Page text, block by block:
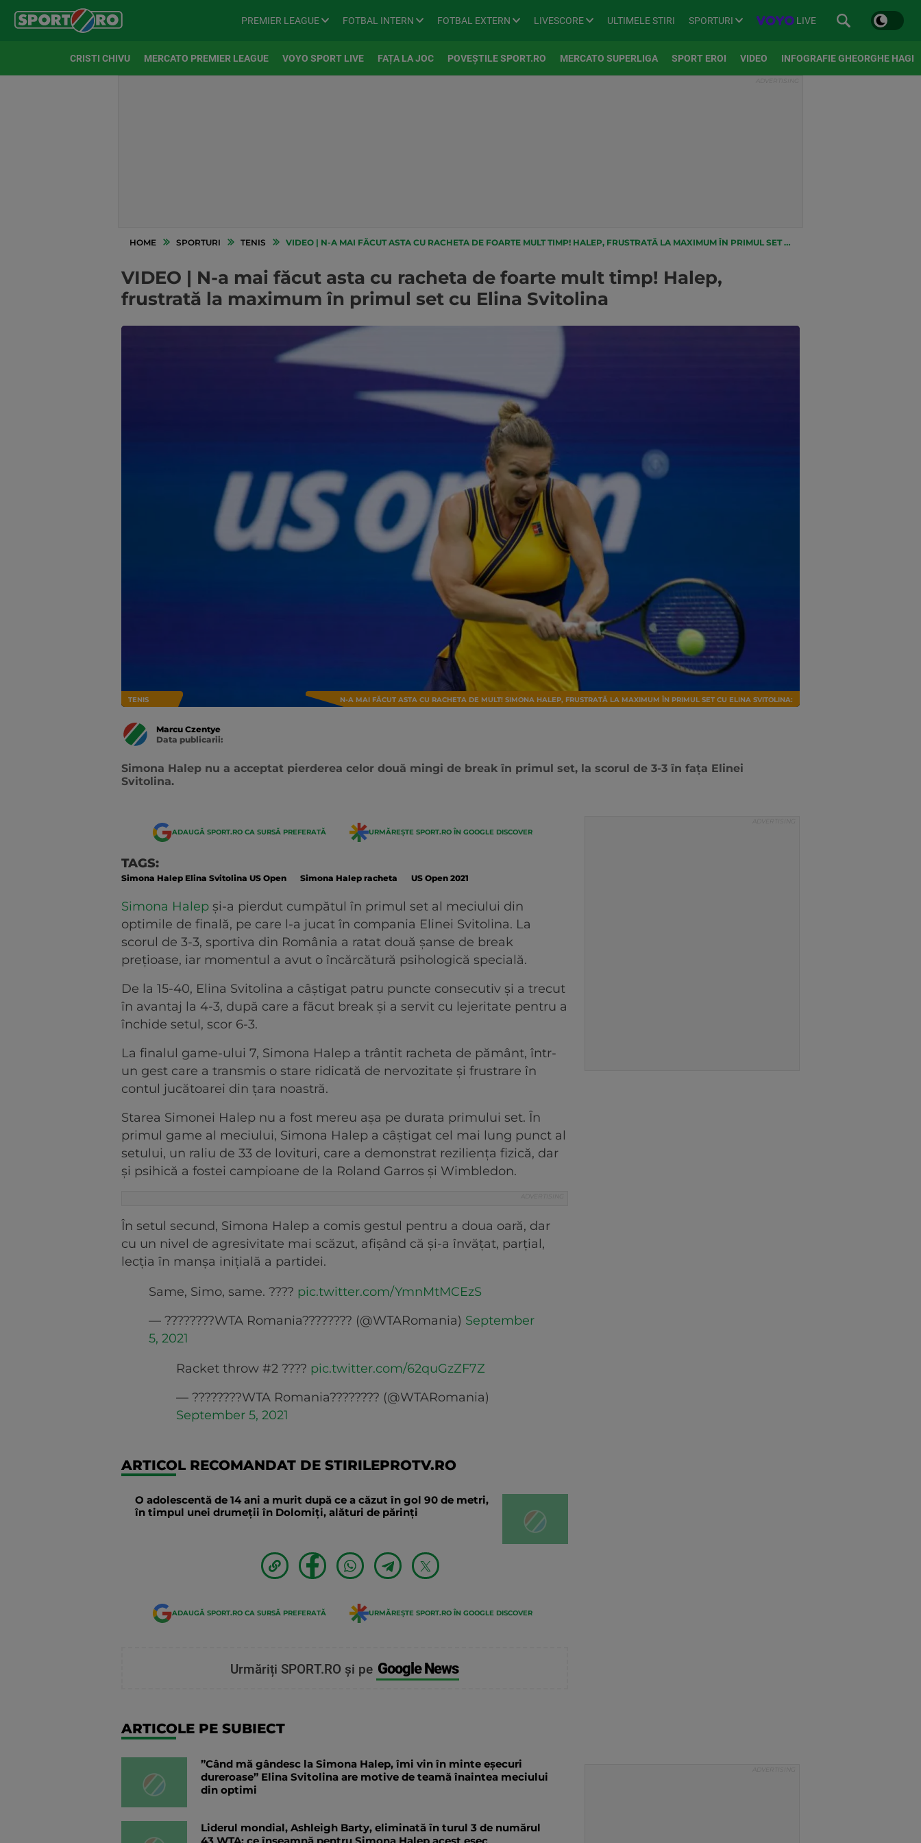
PREMIER LEAGUE FOTBAL INTERN FOTBAL EXTERN LIVESCORE ULTIMELE STIRI SPORTURI LIVE
CRISTI CHIVU MERCATO PREMIER LEAGUE VOYO SPORT LIVE FAȚA LA JOC POVEȘTILE SPORT.RO MERCATO SUPERLIGA SPORT EROI VIDEO INFOGRAFIE GHEORGHE HAGI
HOME SPORTURI TENIS VIDEO | N-A MAI FĂCUT ASTA CU RACHETA DE FOARTE MULT TIMP! HALEP, FRUSTRATĂ LA MAXIMUM ÎN PRIMUL SET CU ELINA SVITOLINA
VIDEO | N-a mai făcut asta cu racheta de foarte mult timp! Halep,
frustrată la maximum în primul set cu Elina Svitolina
TENIS N-A MAI FĂCUT ASTA CU RACHETA DE MULT! SIMONA HALEP, FRUSTRATĂ LA MAXIMUM ÎN PRIMUL SET CU ELINA SVITOLINA:
Marcu Czentye
Data publicarii:
Simona Halep nu a acceptat pierderea celor două mingi de break în primul set, la scorul de 3-3 în fața Elinei
Svitolina.
ADAUGĂ SPORT.RO CA SURSĂ PREFERATĂ URMĂREȘTE SPORT.RO ÎN GOOGLE DISCOVER
TAGS:
Simona Halep Elina Svitolina US Open Simona Halep racheta US Open 2021
Simona Halep și-a pierdut cumpătul în primul set al meciului din
optimile de finală, pe care l-a jucat în compania Elinei Svitolina. La
scorul de 3-3, sportiva din România a ratat două șanse de break
prețioase, iar momentul a avut o încărcătură psihologică specială.
De la 15-40, Elina Svitolina a câștigat patru puncte consecutiv și a trecut
în avantaj la 4-3, după care a făcut break și a servit cu lejeritate pentru a
închide setul, scor 6-3.
La finalul game-ului 7, Simona Halep a trântit racheta de pământ, într-
un gest care a transmis o stare ridicată de nervozitate și frustrare în
contul jucătoarei din țara noastră.
Starea Simonei Halep nu a fost mereu așa pe durata primului set. În
primul game al meciului, Simona Halep a câștigat cel mai lung punct al
setului, un raliu de 33 de lovituri, care a demonstrat reziliența fizică, dar
și psihică a fostei campioane de la Roland Garros și Wimbledon.
În setul secund, Simona Halep a comis gestul pentru a doua oară, dar
cu un nivel de agresivitate mai scăzut, afișând că și-a învățat, parțial,
lecția în manșa inițială a partidei.
Same, Simo, same. ???? pic.twitter.com/YmnMtMCEzS
— ????????WTA Romania???????? (@WTARomania) September
5, 2021
Racket throw #2 ???? pic.twitter.com/62quGzZF7Z
— ????????WTA Romania???????? (@WTARomania)
September 5, 2021
ARTICOL RECOMANDAT DE STIRILEPROTV.RO
O adolescentă de 14 ani a murit după ce a căzut în gol 90 de metri,
în timpul unei drumeții în Dolomiți, alături de părinți
ADAUGĂ SPORT.RO CA SURSĂ PREFERATĂ URMĂREȘTE SPORT.RO ÎN GOOGLE DISCOVER
Urmăriți SPORT.RO și pe Google News
ARTICOLE PE SUBIECT
”Când mă gândesc la Simona Halep, îmi vin în minte eșecuri
dureroase” Elina Svitolina are motive de teamă înaintea meciului
din optimi
Liderul mondial, Ashleigh Barty, eliminată în turul 3 de numărul